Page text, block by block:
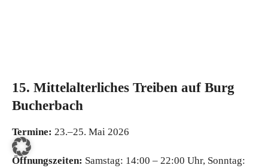
15. Mittelalterliches Treiben auf Burg
Bucherbach
Termine: 23.–25. Mai 2026
Öffnungszeiten: Samstag: 14:00 – 22:00 Uhr, Sonntag: